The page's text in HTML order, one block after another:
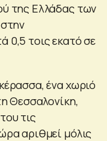
της Ελλάδας των
0,5 τοις εκατό σε
ένα χωριό
Θεσσαλονίκη,
τις
αριθμεί μόλις